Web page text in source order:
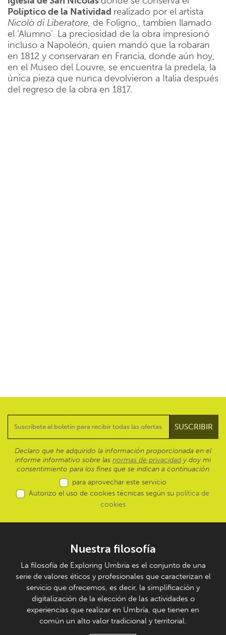
Políptico de la Natividad realizado por el artista
Nicolò di Liberatore, de Foligno,, tambien llamado
el ‘Alumno’. La preciosidad de la obra impresionó
incluso a Napoleón, quien mandó que la robaran
en 1812 y conservaran en Francia, donde aún hoy,
en el Museo del Louvre, se encuentra la predela, la
única pieza que nunca devolvieron a Italia después
del regreso de la obra en 1817.
Declaro que he adquirido la información proporcionada en el
informe informativo sobre las normas de privacidad y doy mi
consentimiento para los fines que se indican a continuación
para aprovechar este servicio
Autorizo el uso de cookies técnicas según su política de
cookies
Nuestra filosofía
La filosofía de Exploring Umbria es el conjunto de una
serie de valores éticos y profesionales que caracterizan el
servicio que ofrecemos, es decir, la simplificación y
digitalización de la elección de las actividades o
experiencias que realizar en Umbría, que tienen en
común un alto valor tradicional y territorial.